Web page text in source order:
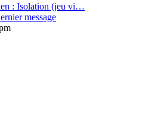
: Isolation (jeu vi…
message